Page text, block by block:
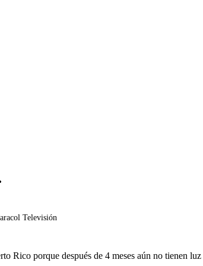
Televisión
Rico porque después de 4 meses aún no tienen luz